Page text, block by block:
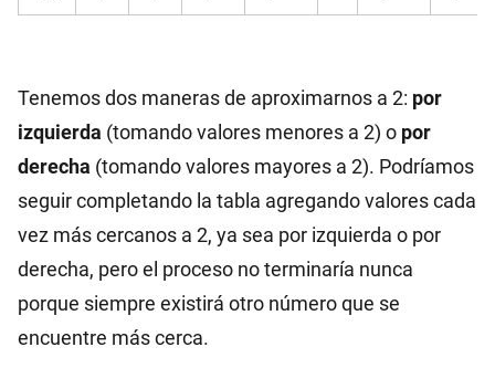
Tenemos dos maneras de aproximarnos a 2: por
izquierda (tomando valores menores a 2) o por
derecha (tomando valores mayores a 2). Podríamos
seguir completando la tabla agregando valores cada
vez más cercanos a 2, ya sea por izquierda o por
derecha, pero el proceso no terminaría nunca
porque siempre existirá otro número que se
encuentre más cerca.